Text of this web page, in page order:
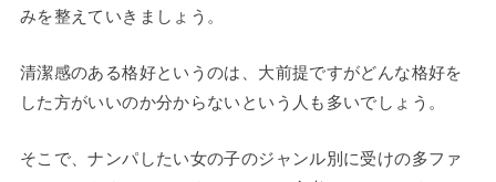
みを整えていきましょう。
清潔感のある格好というのは、大前提ですがどんな格好を
した方がいいのか分からないという人も多いでしょう。
そこで、ナンパしたい女の子のジャンル別に受けの多ファ